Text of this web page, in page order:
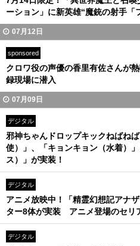
ーション」に新英雄“魔銃の射手「
07月12日
sponsored
クロワ役の声優の香里有佐さんが
録現場に潜入
07月09日
デジタル
邪神ちゃんドロップキックねばね
使）」、「キョンキョン（水着）
ス）」が実装！
デジタル
アニメ放映中！「精霊幻想記アナ
ター8体が実装 アニメ登場のセリ
デジタル